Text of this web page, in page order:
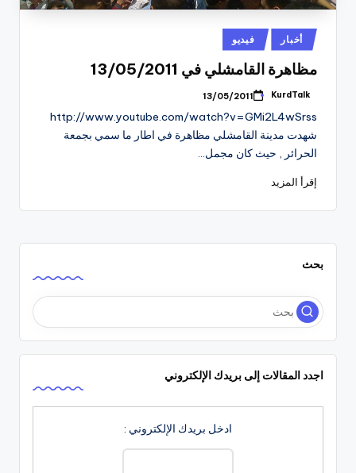
نُشر
في
أخبار فيديو
مظاهرة القامشلي في 13/05/2011
تمّ
بواسطة
KurdTalk
13/05/2011
http://www.youtube.com/watch?v=GMi2L4wSrss
شهدت مدينة القامشلي مظاهرة في اطار ما سمي بجمعة
الحرائر , حيث كان مجمل…
إقرأ المزيد
بحث
اجدد المقالات إلى بريدك الإلكتروني
ادخل بريدك الإلكتروني :